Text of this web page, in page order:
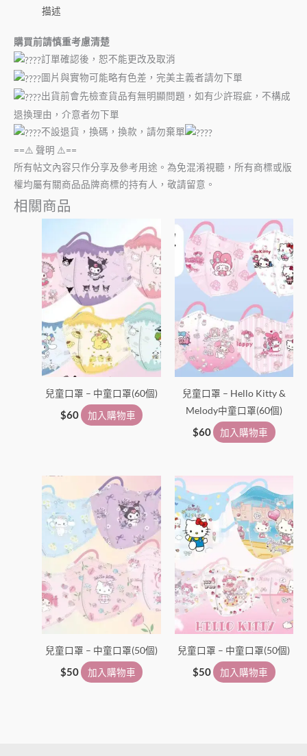
描述
購買前請慎重考慮清楚
訂單確認後，恕不能更改及取消
圖片與實物可能略有色差，完美主義者請勿下單
出貨前會先檢查貨品有無明顯問題，如有少許瑕疵，不構成
退換理由，介意者勿下單
不設退貨，換碼，換款，請勿棄單
==⚠️ 聲明 ⚠️==
所有帖文內容只作分享及參考用途。為免混淆視聽，所有商標或版
權均屬有關商品品牌商標的持有人，敬請留意。
相關商品
兒童口罩 – 中童口罩(60個)
$60 加入購物車
兒童口罩 – Hello Kitty &
Melody中童口罩(60個)
$60 加入購物車
兒童口罩 – 中童口罩(50個)
$50 加入購物車
兒童口罩 – 中童口罩(50個)
$50 加入購物車